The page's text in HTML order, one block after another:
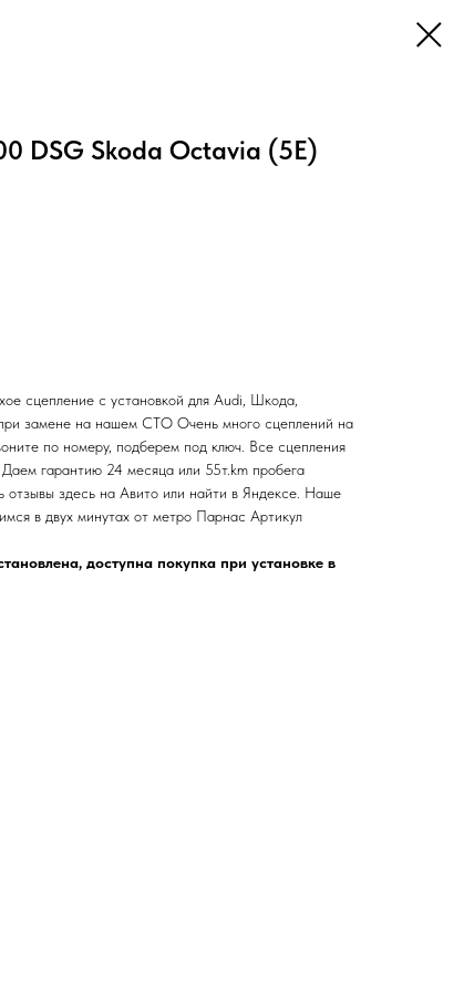
DSG Skoda Octavia (5E)
сцепление с установкой для Audi, Шкода,
замене на нашем СТО Очень много сцеплений на
по номеру, подберем под ключ. Все сцепления
гарантию 24 месяца или 55т.km пробега
отзывы здесь на Авито или найти в Яндексе. Наше
в двух минутах от метро Парнас Артикул
доступна покупка при установке в